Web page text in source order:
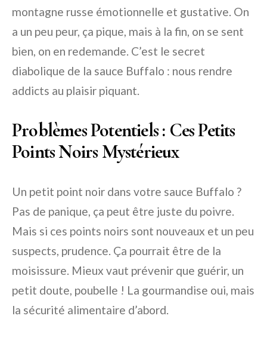
montagne russe émotionnelle et gustative. On
a un peu peur, ça pique, mais à la fin, on se sent
bien, on en redemande. C’est le secret
diabolique de la sauce Buffalo : nous rendre
addicts au plaisir piquant.
Problèmes Potentiels : Ces Petits
Points Noirs Mystérieux
Un petit point noir dans votre sauce Buffalo ?
Pas de panique, ça peut être juste du poivre.
Mais si ces points noirs sont nouveaux et un peu
suspects, prudence. Ça pourrait être de la
moisissure. Mieux vaut prévenir que guérir, un
petit doute, poubelle ! La gourmandise oui, mais
la sécurité alimentaire d’abord.